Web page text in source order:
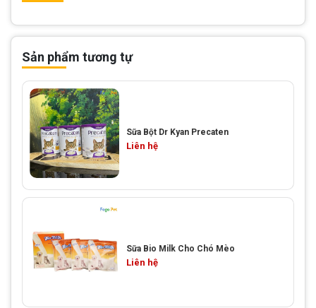
Sản phẩm tương tự
Sữa Bột Dr Kyan Precaten
Liên hệ
Sữa Bio Milk Cho Chó Mèo
Liên hệ